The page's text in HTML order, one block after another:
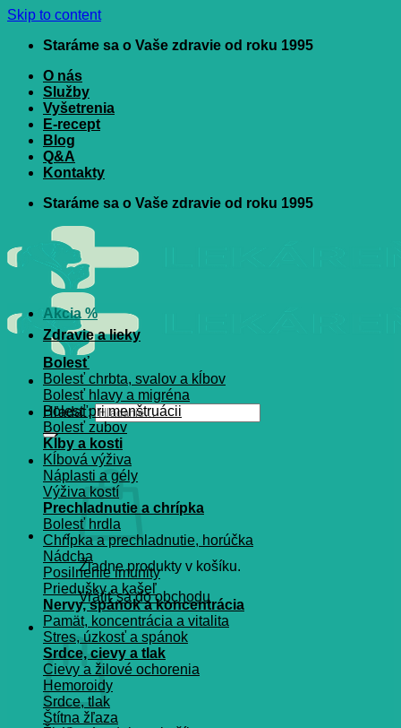
Skip to content
Staráme sa o Vaše zdravie od roku 1995
O nás
Služby
Vyšetrenia
E-recept
Blog
Q&A
Kontakty
Staráme sa o Vaše zdravie od roku 1995
Hľadať:
Žiadne produkty v košíku.
Vrátiť sa do obchodu
Košík
Akcia %
Zdravie a lieky
Bolesť
Bolesť chrbta, svalov a kĺbov
Bolesť hlavy a migréna
Bolesť pri menštruácii
Bolesť zubov
Kĺby a kosti
Kĺbová výživa
Náplasti a gély
Výživa kostí
Prechladnutie a chrípka
Bolesť hrdla
Chrípka a prechladnutie, horúčka
Nádcha
Posilnenie imunity
Priedušky a kašeľ
Nervy, spánok a koncentrácia
Pamät, koncentrácia a vitalita
Stres, úzkosť a spánok
Srdce, cievy a tlak
Cievy a žilové ochorenia
Hemoroidy
Srdce, tlak
Štítna žľaza